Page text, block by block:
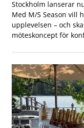
Stockholm lanserar
Med M/S Season vill
upplevelsen – och
möteskoncept för